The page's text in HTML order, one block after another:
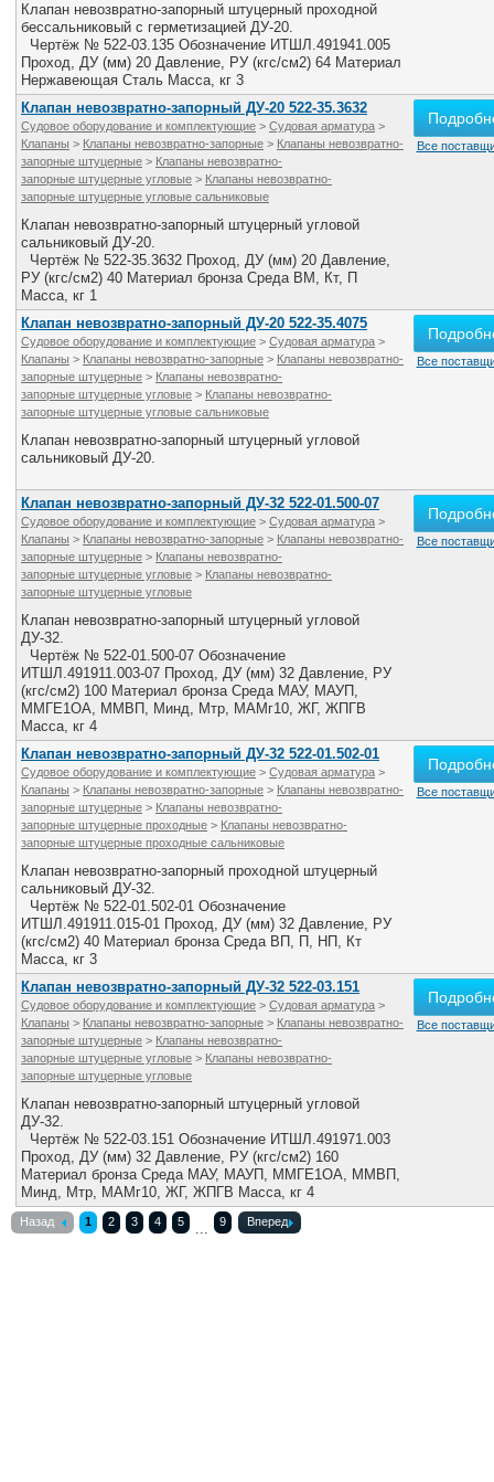
Клапан невозвратно-запорный штуцерный проходной
бессальниковый с герметизацией ДУ-20.
Чертёж № 522-03.135 Обозначение ИТШЛ.491941.005
Проход, ДУ (мм) 20 Давление, РУ (кгс/см2) 64 Материал
Нержавеющая Сталь Масса, кг 3
Клапан невозвратно-запорный ДУ-20 522-35.3632
Судовое оборудование и комплектующие > Судовая арматура >
Клапаны > Клапаны невозвратно-запорные > Клапаны невозвратно-
запорные штуцерные > Клапаны невозвратно-
запорные штуцерные угловые > Клапаны невозвратно-
запорные штуцерные угловые сальниковые
Клапан невозвратно-запорный штуцерный угловой
сальниковый ДУ-20.
Чертёж № 522-35.3632 Проход, ДУ (мм) 20 Давление,
РУ (кгс/см2) 40 Материал бронза Среда ВМ, Кт, П
Масса, кг 1
Все
Клапан невозвратно-запорный ДУ-20 522-35.4075
Судовое оборудование и комплектующие > Судовая арматура >
Клапаны > Клапаны невозвратно-запорные > Клапаны невозвратно-
запорные штуцерные > Клапаны невозвратно-
запорные штуцерные угловые > Клапаны невозвратно-
запорные штуцерные угловые сальниковые
Клапан невозвратно-запорный штуцерный угловой
сальниковый ДУ-20.
Все
Клапан невозвратно-запорный ДУ-32 522-01.500-07
Судовое оборудование и комплектующие > Судовая арматура >
Клапаны > Клапаны невозвратно-запорные > Клапаны невозвратно-
запорные штуцерные > Клапаны невозвратно-
запорные штуцерные угловые > Клапаны невозвратно-
запорные штуцерные угловые
Клапан невозвратно-запорный штуцерный угловой
ДУ-32.
Чертёж № 522-01.500-07 Обозначение
ИТШЛ.491911.003-07 Проход, ДУ (мм) 32 Давление, РУ
(кгс/см2) 100 Материал бронза Среда МАУ, МАУП,
ММГЕ­1ОА, ММВП, Минд, Мтр, МАМг­10, ЖГ, ЖПГВ
Масса, кг 4
Все
Клапан невозвратно-запорный ДУ-32 522-01.502-01
Судовое оборудование и комплектующие > Судовая арматура >
Клапаны > Клапаны невозвратно-запорные > Клапаны невозвратно-
запорные штуцерные > Клапаны невозвратно-
запорные штуцерные проходные > Клапаны невозвратно-
запорные штуцерные проходные сальниковые
Клапан невозвратно-запорный проходной штуцерный
сальниковый ДУ-32.
Чертёж № 522-01.502-01 Обозначение
ИТШЛ.491911.015­-01 Проход, ДУ (мм) 32 Давление, РУ
(кгс/см2) 40 Материал бронза Среда ВП, П, НП, Кт
Масса, кг 3
Все
Клапан невозвратно-запорный ДУ-32 522-03.151
Судовое оборудование и комплектующие > Судовая арматура >
Клапаны > Клапаны невозвратно-запорные > Клапаны невозвратно-
запорные штуцерные > Клапаны невозвратно-
запорные штуцерные угловые > Клапаны невозвратно-
запорные штуцерные угловые
Клапан невозвратно-запорный штуцерный угловой
ДУ-32.
Чертёж № 522-03.151 Обозначение ИТШЛ.491971.003
Проход, ДУ (мм) 32 Давление, РУ (кгс/см2) 160
Материал бронза Среда МАУ, МАУП, ММГЕ­1ОА, ММВП,
Минд, Мтр, МАМг­10, ЖГ, ЖПГВ Масса, кг 4
Все
Назад 1 2 3 4 5 ... 9 Вперед